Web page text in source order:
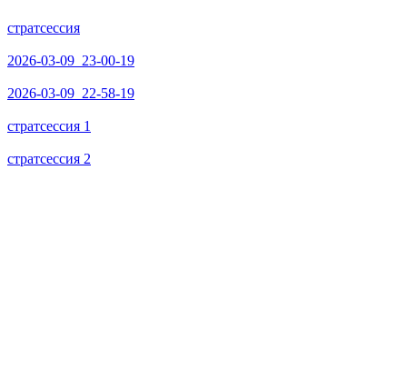
стратсессия
2026-03-09_23-00-19
2026-03-09_22-58-19
стратсессия 1
стратсессия 2